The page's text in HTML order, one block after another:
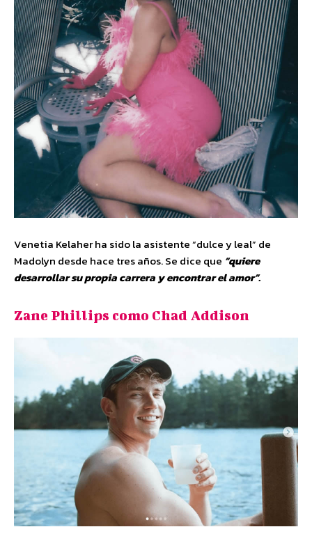
Venetia Kelaher ha sido la asistente “dulce y leal” de
Madolyn desde hace tres años. Se dice que “quiere
desarrollar su propia carrera y encontrar el amor”.
Zane Phillips como Chad Addison